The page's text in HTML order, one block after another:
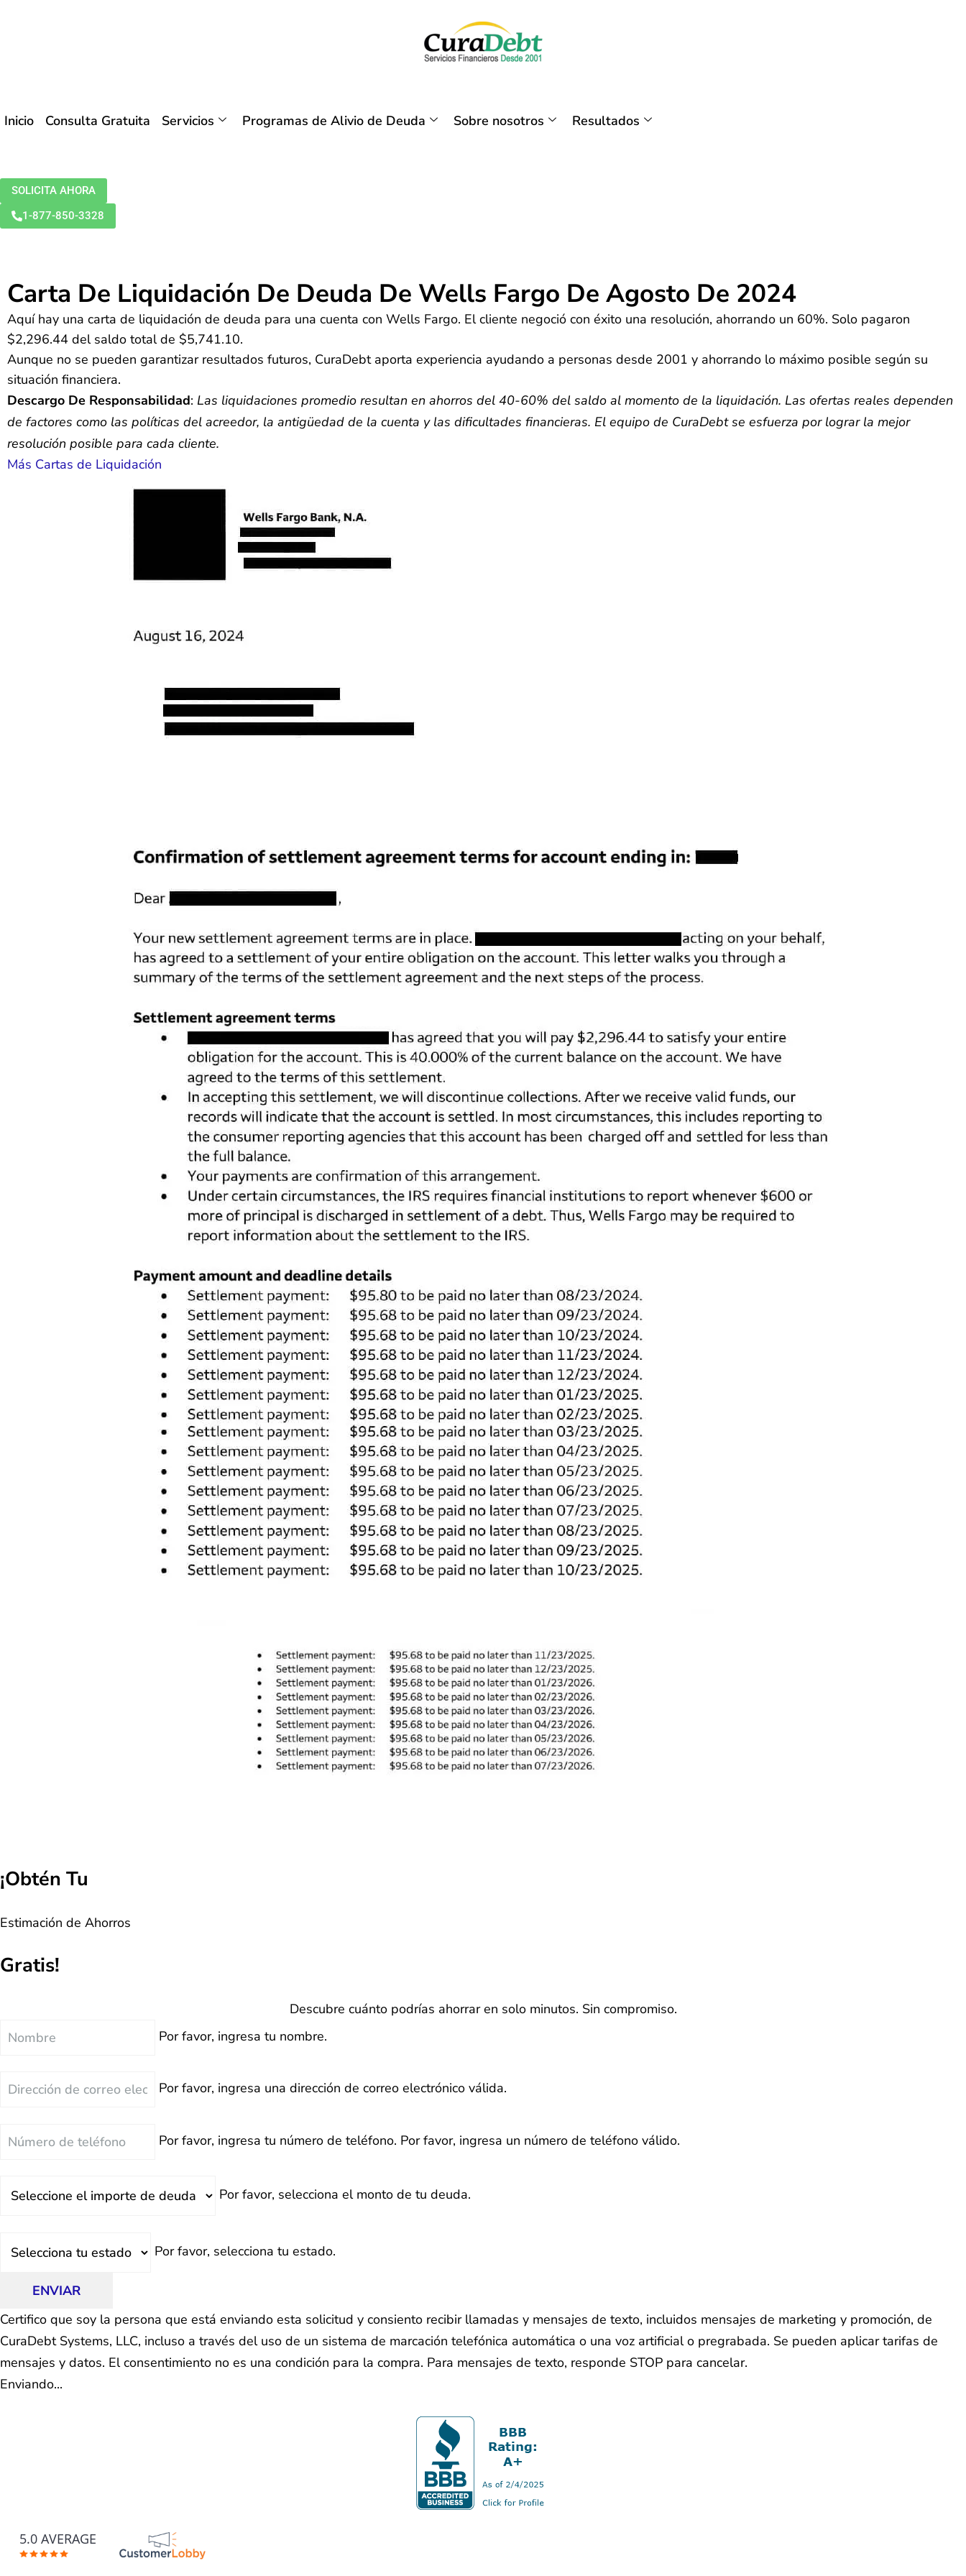
Inicio Consulta Gratuita Servicios Programas de Alivio de Deuda Sobre nosotros Resultados
SOLICITA AHORA
1-877-850-3328
Carta De Liquidación De Deuda De Wells Fargo De Agosto De 2024
Aquí hay una carta de liquidación de deuda para una cuenta con Wells Fargo. El cliente negoció con éxito una resolución, ahorrando un 60%. Solo pagaron
$2,296.44 del saldo total de $5,741.10.
Aunque no se pueden garantizar resultados futuros, CuraDebt aporta experiencia ayudando a personas desde 2001 y ahorrando lo máximo posible según su
situación financiera.
Descargo De Responsabilidad: Las liquidaciones promedio resultan en ahorros del 40-60% del saldo al momento de la liquidación. Las ofertas reales dependen
de factores como las políticas del acreedor, la antigüedad de la cuenta y las dificultades financieras. El equipo de CuraDebt se esfuerza por lograr la mejor
resolución posible para cada cliente.
Más Cartas de Liquidación
¡Obtén Tu
Estimación de Ahorros
Gratis!
Descubre cuánto podrías ahorrar en solo minutos. Sin compromiso.
Nombre
Por favor, ingresa tu nombre.
Correo
Por favor, ingresa una dirección de correo electrónico válida.
Teléfono Por favor, ingresa tu número de teléfono. Por favor, ingresa un número de teléfono válido.
Por favor, selecciona el monto de tu deuda.
Por favor, selecciona tu estado.
ENVIAR
Certifico que soy la persona que está enviando esta solicitud y consiento recibir llamadas y mensajes de texto, incluidos mensajes de marketing y promoción, de
CuraDebt Systems, LLC, incluso a través del uso de un sistema de marcación telefónica automática o una voz artificial o pregrabada. Se pueden aplicar tarifas de
mensajes y datos. El consentimiento no es una condición para la compra. Para mensajes de texto, responde STOP para cancelar.
Enviando...
5.0 AVERAGE